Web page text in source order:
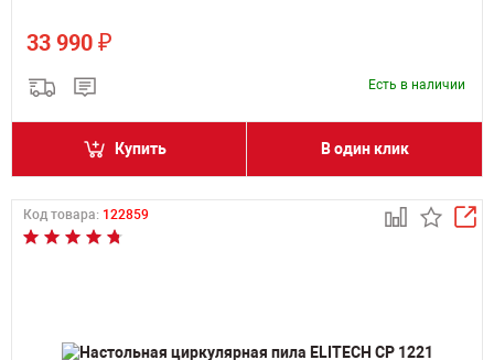
33 990 ₽
Есть в наличии
Купить В один клик
Код товара: 122859